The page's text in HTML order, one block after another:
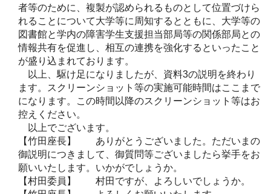
者等のために、複製が認められるものとして位置づけら
れることについて大学等に周知するとともに、大学等の
図書館と学内の障害学生支援担当部局等の関係部局との
情報共有を促進し、相互の連携を強化するといったこと
が盛り込まれております。
以上、駆け足になりましたが、資料3の説明を終わり
ます。スクリーンショット等の実施可能時間はここまで
になります。この時間以降のスクリーンショット等はお
控えください。
以上でございます。
【竹田座長】 ありがとうございました。ただいまの
御説明につきまして、御質問等ございましたら挙手をお
願いいたします。いかがでしょうか。
【村田委員】 村田ですが、よろしいでしょうか。